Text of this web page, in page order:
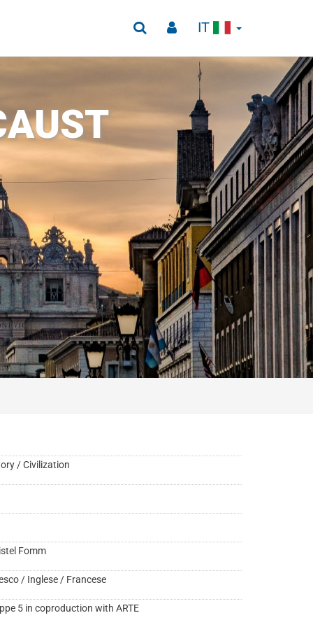
IT
/ Civilization
Fomm
/ Inglese / Francese
5 in coproduction with ARTE